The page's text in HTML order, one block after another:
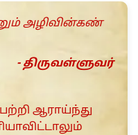
அழிவின்கண்
- திருவள்ளுவர்
ஆராய்ந்து